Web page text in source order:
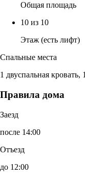
Общая площадь
10 из 10
Этаж (есть лифт)
Спальные места
1 двуспальная
Правила дома
Заезд
после 14:00
Отъезд
до 12:00